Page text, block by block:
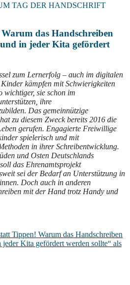
TAG DER HANDSCHRIFT
das Handschreiben
in jeder Kita gefördert
zum Lernerfolg – auch im digitalen
kämpfen mit Schwierigkeiten
wichtiger, sie schon im
ihre
Das gemeinnützige
zu diesem Zweck bereits 2016 die
gerufen. Engagierte Freiwillige
spielerisch und mit
in ihrer Schreibentwicklung.
und Osten Deutschlands
das Ehrenamtsprojekt
sei der Bedarf an Unterstützung in
Doch auch in anderen
mit der Hand trotz Handy und
Tippen! Warum das Handschreiben
Kita gefördert werden sollte“ als